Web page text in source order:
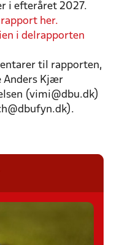
i efteråret 2027.
her.
i delrapporten
til rapporten,
Anders Kjær
(vimi@dbu.dk)